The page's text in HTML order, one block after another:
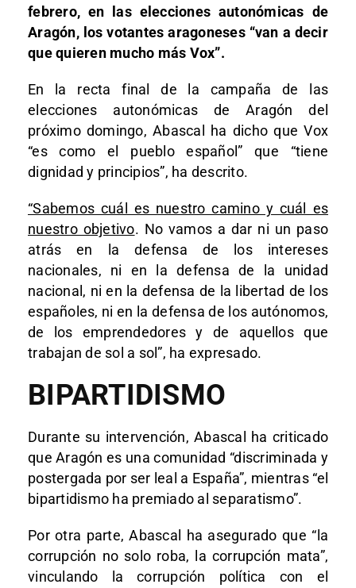
febrero, en las elecciones autonómicas de
Aragón, los votantes aragoneses “van a decir
que quieren mucho más Vox”.
En la recta final de la campaña de las
elecciones autonómicas de Aragón del
próximo domingo, Abascal ha dicho que Vox
“es como el pueblo español” que “tiene
dignidad y principios”, ha descrito.
“Sabemos cuál es nuestro camino y cuál es
nuestro objetivo. No vamos a dar ni un paso
atrás en la defensa de los intereses
nacionales, ni en la defensa de la unidad
nacional, ni en la defensa de la libertad de los
españoles, ni en la defensa de los autónomos,
de los emprendedores y de aquellos que
trabajan de sol a sol”, ha expresado.
BIPARTIDISMO
Durante su intervención, Abascal ha criticado
que Aragón es una comunidad “discriminada y
postergada por ser leal a España”, mientras “el
bipartidismo ha premiado al separatismo”.
Por otra parte, Abascal ha asegurado que “la
corrupción no solo roba, la corrupción mata”,
vinculando la corrupción política con el